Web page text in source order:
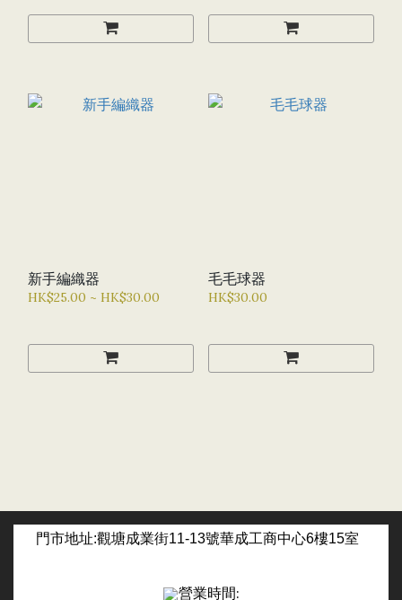
新手編織器
HK$25.00 ~ HK$30.00
毛毛球器
HK$30.00
門市地址:觀塘成業街11-13號華成工商中心6樓15室
營業時間: